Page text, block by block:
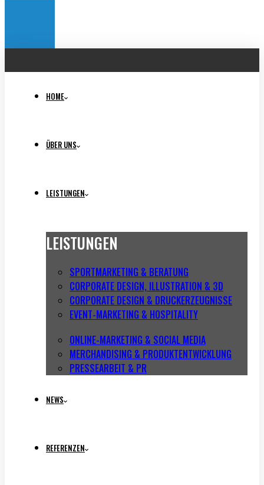
HOME
ÜBER UNS
LEISTUNGEN
LEISTUNGEN
SPORTMARKETING & BERATUNG
CORPORATE DESIGN, ILLUSTRATION & 3D
CORPORATE DESIGN & DRUCKERZEUGNISSE
EVENT-MARKETING & HOSPITALITY
ONLINE-MARKETING & SOCIAL MEDIA
MERCHANDISING & PRODUKTENTWICKLUNG
PRESSEARBEIT & PR
NEWS
REFERENZEN